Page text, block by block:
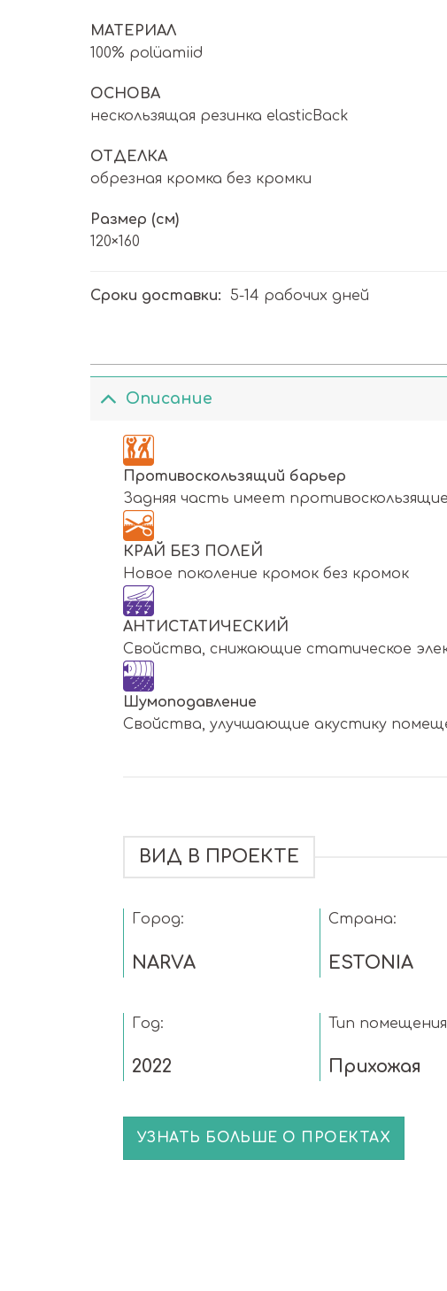
МАТЕРИАЛ
100% polüamiid
ОСНОВА
нескользящая резинка elasticBack
ОТДЕЛКА
обрезная кромка без кромки
Размер (см)
120×160
Сроки доставки: 5-14 рабочих дней
Описание
Противоскользящий барьер
Задняя часть имеет
КРАЙ БЕЗ ПОЛЕЙ
Новое поколение кромок без кромок
АНТИСТАТИЧЕСКИЙ
Свойства, снижающие статическое
Шумоподавление
Свойства, улучшающие акустику
ВИД В ПРОЕКТЕ
Город:
NARVA
Страна:
ESTONIA
Год:
2022
Тип
Прихожая
УЗНАТЬ БОЛЬШЕ О ПРОЕКТАХ